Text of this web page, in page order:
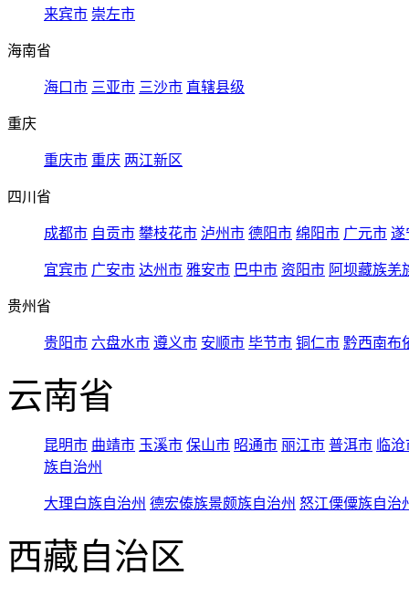
来宾市 崇左市
海南省
海口市 三亚市 三沙市 直辖县级
重庆
重庆市 重庆 两江新区
四川省
成都市 自贡市 攀枝花市 泸州市 德阳市 绵阳市 广元市 遂
宜宾市 广安市 达州市 雅安市 巴中市 资阳市 阿坝藏族羌
贵州省
贵阳市 六盘水市 遵义市 安顺市 毕节市 铜仁市 黔西南布
云南省
昆明市 曲靖市 玉溪市 保山市 昭通市 丽江市 普洱市 临
族自治州
大理白族自治州 德宏傣族景颇族自治州 怒江傈僳族自治
西藏自治区